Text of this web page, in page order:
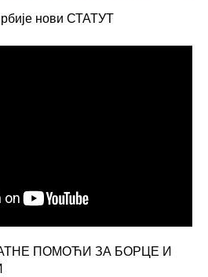
нови СТАТУТ
ПОМОЋИ ЗА БОРЦЕ И